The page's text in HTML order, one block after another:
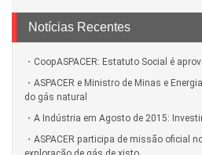
Notícias Recentes
CoopASPACER: Estatuto Social é
ASPACER e Ministro de Minas e
do gás natural
A Indústria em Agosto de 2015:
ASPACER participa de missão oficial